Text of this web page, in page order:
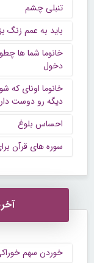
تنبلی چشم
باید به عمم زنگ
خانوما شما ها
دخول
خانوما اونای
دیگه رو دوست
احساس بلوغ
سوره های قرآن
خوردن سهم